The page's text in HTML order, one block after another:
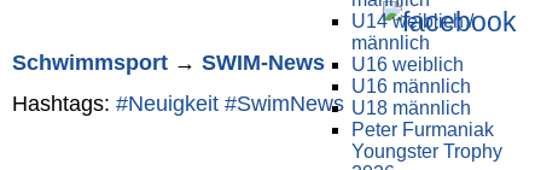
U14 weiblich /
männlich
U16 weiblich
U16 männlich
U18 männlich
Peter Furmaniak
Youngster Trophy
Schwimm­sport → SWIM-News
Hashtags: #Neuigkeit #SwimNews